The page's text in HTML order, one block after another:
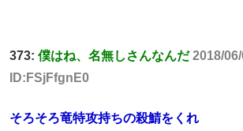
373: 僕はね、名無しさんなんだ 2018/
ID:FSjFfgnE0
そろそろ竜特攻持ちの殺鯖をくれ